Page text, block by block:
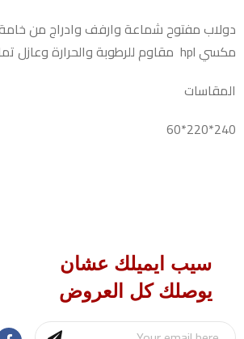
مكسي hpl مقاوم للرطوبة والحرارة وعازل تماما للماء
المقاسات
240*220*60
سيب ايميلك عشان
يوصلك كل العروض